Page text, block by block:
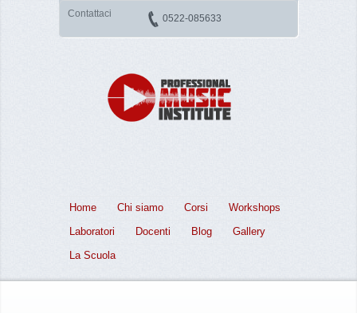
Contattaci 0522-085633
Home Chi siamo Corsi
Workshops
Laboratori
Docenti Blog
Gallery
La Scuola